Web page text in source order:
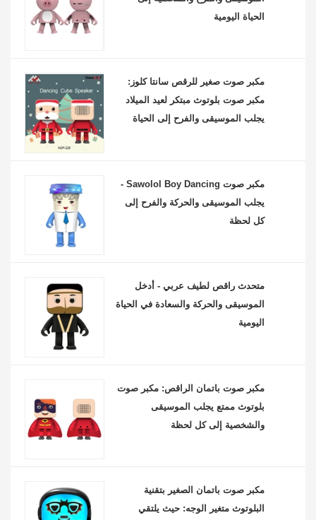
الحياة اليومية
مكبر صوت صغير للرقص سانتا كلوز:
مكبر صوت بلوتوث مبتكر لعيد الميلاد
يجلب الموسيقى والفرح إلى الحياة
مكبر صوت Sawolol Boy Dancing -
يجلب الموسيقى والحركة والفرح إلى
كل لحظة
متحدث راقص لطيف عربي - أدخل
الموسيقى والحركة والسعادة في الحياة
اليومية
مكبر صوت باتمان الراقص: مكبر صوت
بلوتوث ممتع يجلب الموسيقى
والشخصية إلى كل لحظة
مكبر صوت باتمان الصغير بتقنية
البلوتوث متغير الوجه: حيث يلتقي